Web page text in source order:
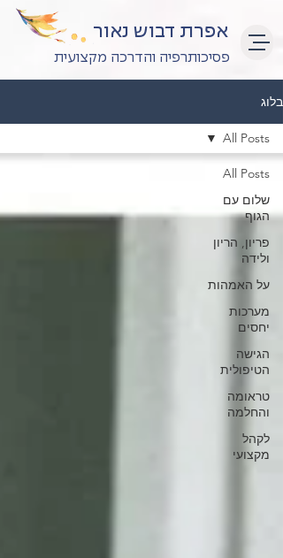
אפרת דבוש נאור
פסיכותרפיה והדרכה מקצועית
בלוג
All Posts
שלום עם
הגוף
פריון, הריון
ולידה
על האמהות
מערכות
יחסים
הגישה
הטיפולית
טראומה
והחלמה
לקהל
מקצועי
All Posts